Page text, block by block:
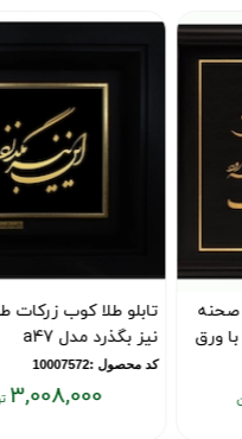
تابلو طلا کوب زرکات طرح این
نیز بگذرد مدل a47
کد محصول :10007572
3,008,000